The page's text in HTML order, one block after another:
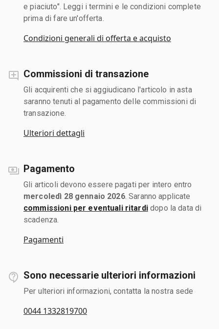
e piaciuto". Leggi i termini e le condizioni complete
prima di fare un'offerta.
Condizioni generali di offerta e acquisto
Commissioni di transazione
Gli acquirenti che si aggiudicano l'articolo in asta
saranno tenuti al pagamento delle commissioni di
transazione.
Ulteriori dettagli
Pagamento
Gli articoli devono essere pagati per intero entro
mercoledì 28 gennaio 2026. Saranno applicate
commissioni per eventuali ritardidopo la data di
scadenza.
Pagamenti
Sono necessarie ulteriori informazioni
Per ulteriori informazioni, contatta la nostra sede
0044 1332819700